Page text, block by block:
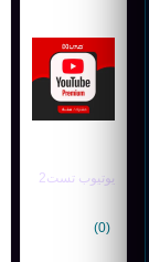
يوتيوب تست2